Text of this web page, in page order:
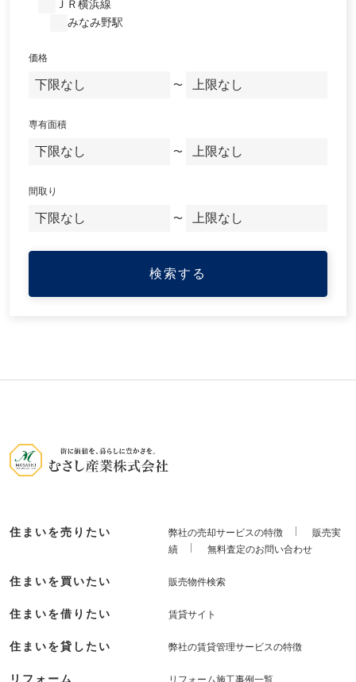
ＪＲ横浜線
みなみ野駅
価格
〜
専有面積
〜
間取り
〜
住まいを売りたい 弊社の売却サービスの特徴
販売実
績
無料査定のお問い合わせ
住まいを買いたい 販売物件検索
住まいを借りたい 賃貸サイト
住まいを貸したい 弊社の賃貸管理サービスの特徴
リフォーム リフォーム施工事例一覧